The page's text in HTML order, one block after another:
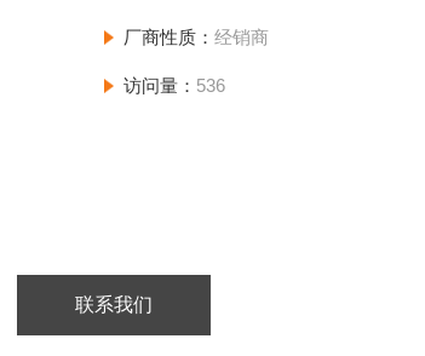
厂商性质： 经销商
访问量： 536
联系我们